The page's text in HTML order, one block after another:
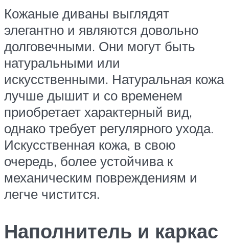
Кожаные диваны выглядят
элегантно и являются довольно
долговечными. Они могут быть
натуральными или
искусственными. Натуральная кожа
лучше дышит и со временем
приобретает характерный вид,
однако требует регулярного ухода.
Искусственная кожа, в свою
очередь, более устойчива к
механическим повреждениям и
легче чистится.
Наполнитель и каркас